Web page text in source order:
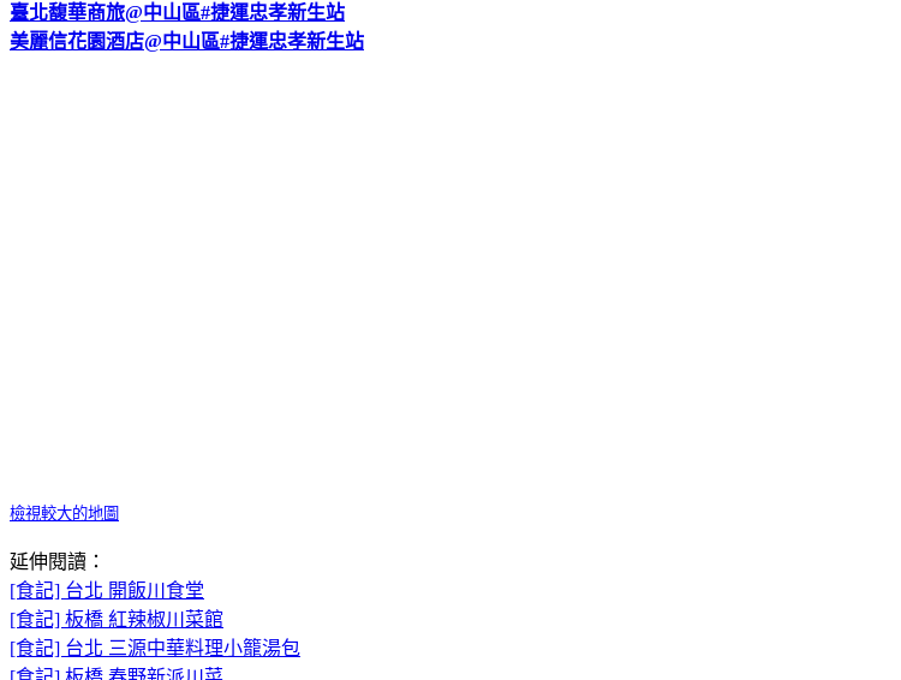
臺北馥華商旅@中山區#捷運忠孝新生站
美麗信花園酒店@中山區#捷運忠孝新生站
檢視較大的地圖
延伸閱讀：
[食記] 台北 開飯川食堂
[食記] 板橋 紅辣椒川菜館
[食記] 台北 三源中華料理小籠湯包